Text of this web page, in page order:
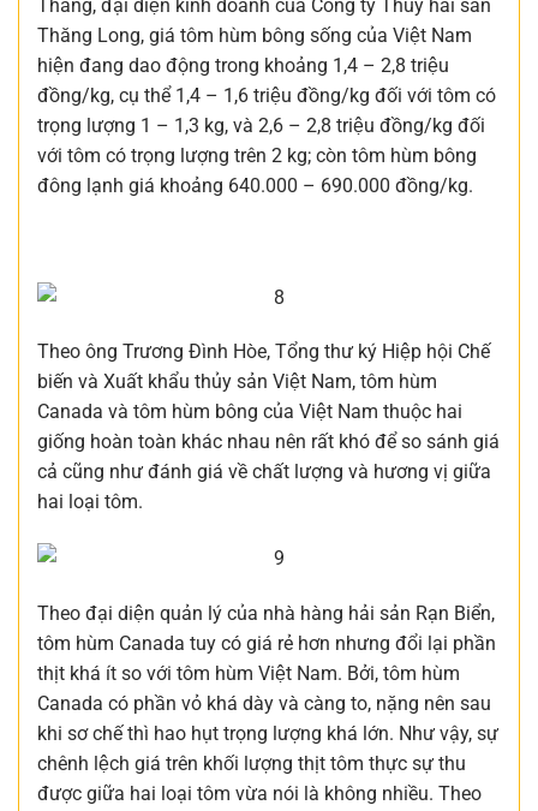
Thắng, đại diện kinh doanh của Công ty Thủy hải sản
Thăng Long, giá tôm hùm bông sống của Việt Nam
hiện đang dao động trong khoảng 1,4 – 2,8 triệu
đồng/kg, cụ thể 1,4 – 1,6 triệu đồng/kg đối với tôm có
trọng lượng 1 – 1,3 kg, và 2,6 – 2,8 triệu đồng/kg đối
với tôm có trọng lượng trên 2 kg; còn tôm hùm bông
đông lạnh giá khoảng 640.000 – 690.000 đồng/kg.
Theo ông Trương Đình Hòe, Tổng thư ký Hiệp hội Chế
biến và Xuất khẩu thủy sản Việt Nam, tôm hùm
Canada và tôm hùm bông của Việt Nam thuộc hai
giống hoàn toàn khác nhau nên rất khó để so sánh giá
cả cũng như đánh giá về chất lượng và hương vị giữa
hai loại tôm.
Theo đại diện quản lý của nhà hàng hải sản Rạn Biển,
tôm hùm Canada tuy có giá rẻ hơn nhưng đổi lại phần
thịt khá ít so với tôm hùm Việt Nam. Bởi, tôm hùm
Canada có phần vỏ khá dày và càng to, nặng nên sau
khi sơ chế thì hao hụt trọng lượng khá lớn. Như vậy, sự
chênh lệch giá trên khối lượng thịt tôm thực sự thu
được giữa hai loại tôm vừa nói là không nhiều. Theo